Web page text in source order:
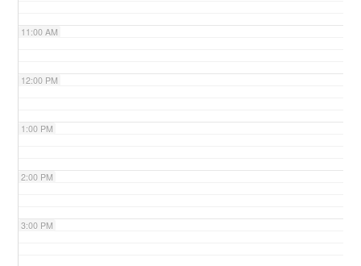
11:00 AM
12:00 PM
1:00 PM
2:00 PM
3:00 PM